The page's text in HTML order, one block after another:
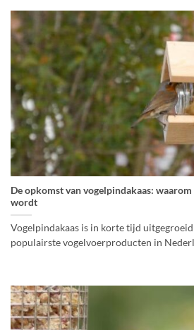
De opkomst van vogelpindakaas:
wordt
Vogelpindakaas is in korte tijd
populairste vogelvoerproducten in